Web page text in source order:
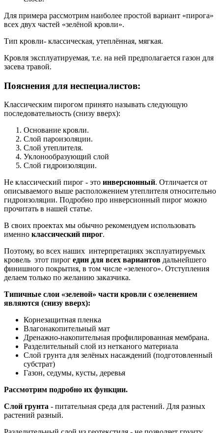
Для примера рассмотрим наиболее простой вариант «пирога»
всех двух частей «зелёной кровли».
Тип кровли- классическая, утеплённая, мягкая.
Кровля эксплуатируемая, т.е. на ней предполагается газон для
засева травой.
Пояснения для неспециалистов:
Классическим пирогом принято называть следующую
последовательность (снизу вверх):
Основание кровли.
Слой пароизоляции.
Слой утеплителя.
Уклонообразующий слой
Слой гидроизоляции.
Не классический пирог - это инверсионный. Отличается от
описываемого выше расположением утеплителя относительно
гидроизоляции. Подробно про инверсионный пирог можно
прочитать в нашей статье.
В своих проектах мы обычно рекомендуем использовать
именно классический пирог.
Поэтому, во всех наших интерпретациях эксплуатируемых
кровель этот пирог един для всех вариантов дальнейшего
финишного покрытия, в том числе «зеленого». Отступления
делаем только по желанию заказчика.
Типичные слои «зеленой» части кровли с озеленением
являются (снизу вверх):
Корнезащитная пленка
Влагонакопительный мат
Дренажно-накопительная профилированная мембрана.
Разделительный слой из нетканого материала
Слой грунта для зелёных насаждений (подготовленный
субстрат)
Газон, седумы, кусты, деревья
Рассмотрим подробно их функции.
Слой грунта - питательная среда для растений. Для разных
растений разный.